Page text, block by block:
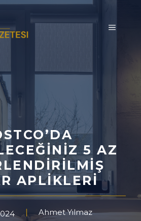
MENÜ
5 AZ
APLIKLERI
Ahmet Yılmaz